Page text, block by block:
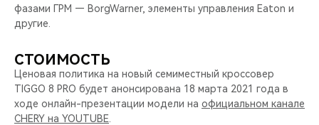
фазами ГРМ — BorgWarner, элементы управления Eaton и
другие.
СТОИМОСТЬ
Ценовая политика на новый семиместный кроссовер
TIGGO 8 PRO будет анонсирована 18 марта 2021 года в
ходе онлайн-презентации модели на официальном канале
CHERY на YOUTUBE